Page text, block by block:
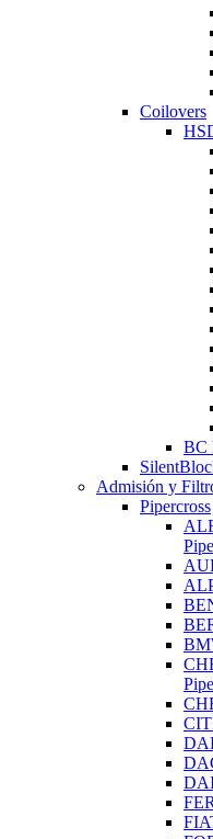
Coilovers
BC
Admisión y
Pipercross